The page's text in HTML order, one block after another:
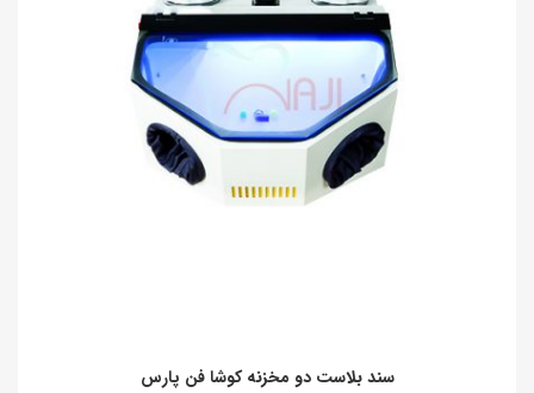
سند بلاست دو مخزنه کوشا فن پارس